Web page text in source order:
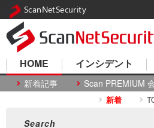
HOME
新着記事 Scan PREMIUM
インシデント
新着
ScanNetSecurity